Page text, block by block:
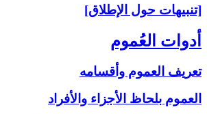
[تنبيهات حول الإطلاق]
أدوات العُموم
تعريف العموم وأقسامه
العموم بلحاظ الأجزاء والأفراد